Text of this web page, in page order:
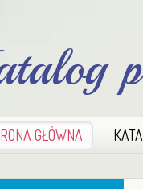
GŁÓWNA